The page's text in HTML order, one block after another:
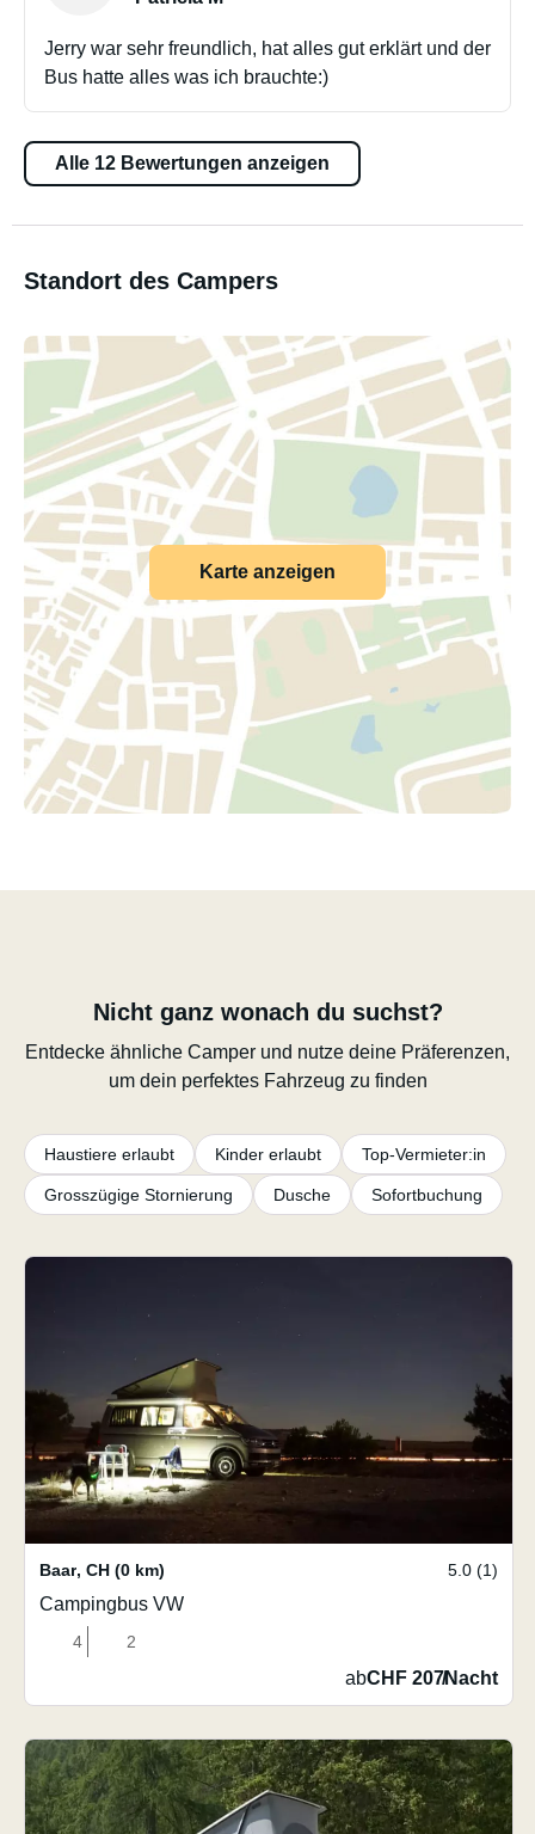
Jerry war sehr freundlich, hat alles gut erklärt und der
Bus hatte alles was ich brauchte:)
Alle 12 Bewertungen anzeigen
Standort des Campers
Karte anzeigen
Nicht ganz wonach du suchst?
Entdecke ähnliche Camper und nutze deine Präferenzen,
um dein perfektes Fahrzeug zu finden
Haustiere erlaubt Kinder erlaubt Top-Vermieter:in
Grosszügige Stornierung Dusche Sofortbuchung
Baar, CH (0 km) 5.0 (1)
Campingbus VW
4 2
abCHF 207/Nacht